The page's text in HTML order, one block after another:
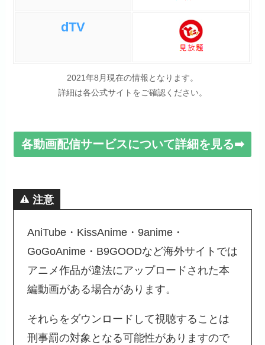
dTV
2021年8月現在の情報となります。
詳細は各公式サイトをご確認ください。
各動画配信サービスについて詳細を見る➡
注意
AniTube・KissAnime・9anime・
GoGoAnime・B9GOODなど海外サイトでは
アニメ作品が違法にアップロードされた本
編動画がある場合があります。
それらをダウンロードして視聴することは
刑事罰の対象となる可能性がありますので